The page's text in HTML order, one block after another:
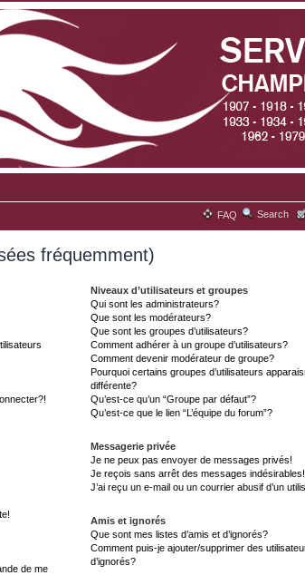
FAQ Search
fréquemment)
de me
Niveaux d’utilisateurs et groupes
Qui sont les administrateurs?
Que sont les modérateurs?
Que sont les groupes d’utilisateurs?
Comment adhérer à un groupe d’utilisateurs?
Comment devenir modérateur de groupe?
Pourquoi certains groupes d’utilisateurs
différente?
Qu’est-ce qu’un “Groupe par défaut”?
Qu’est-ce que le lien “L’équipe du forum”?
Messagerie privée
Je ne peux pas envoyer de messages privés!
Je reçois sans arrêt des messages indésirables!
J’ai reçu un e-mail ou un courrier abusif d’un
Amis et ignorés
Que sont mes listes d’amis et d’ignorés?
Comment puis-je ajouter/supprimer des
d’ignorés?